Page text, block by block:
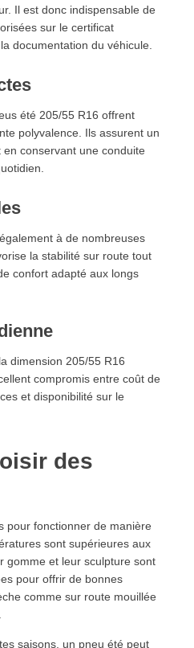
Il est donc indispensable de
sur le certificat
documentation du véhicule.
été 205/55 R16 offrent
polyvalence. Ils assurent un
conservant une conduite
à de nombreuses
la stabilité sur route tout
confort adapté aux longs
dimension 205/55 R16
compromis entre coût de
et disponibilité sur le
des
pour fonctionner de manière
sont supérieures aux
gomme et leur sculpture sont
pour offrir de bonnes
comme sur route mouillée
saisons, un pneu été peut